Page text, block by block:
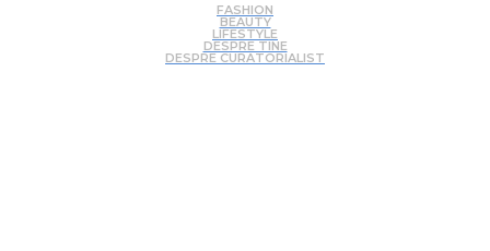
FASHION
BEAUTY
LIFESTYLE
DESPRE TINE
DESPRE CURATORIALIST